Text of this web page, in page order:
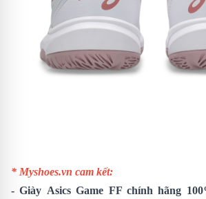
* Myshoes.vn cam kết:
-Giày Asics Game FFchính hãng